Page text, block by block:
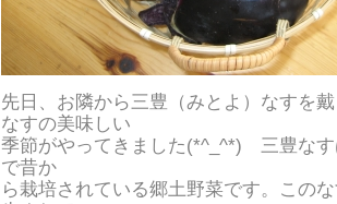
先日、お隣から三豊（みとよ）なすを
なすの美味しい
季節がやってきました(*^_^*) 三豊な
で昔か
ら栽培されている郷土野菜です。この